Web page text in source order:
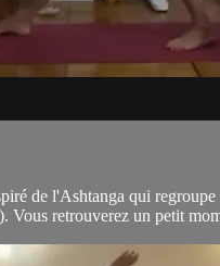
de l'Ashtanga qui regroupe
Vous retrouverez un petit